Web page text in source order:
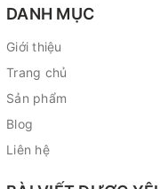
DANH MỤC
Giới thiệu
Trang chủ
Sản phẩm
Blog
Liên hệ